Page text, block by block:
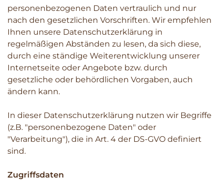
personenbezogenen Daten vertraulich und nur
nach den gesetzlichen Vorschriften. Wir empfehlen
Ihnen unsere Datenschutzerklärung in
regelmäßigen Abständen zu lesen, da sich diese,
durch eine ständige Weiterentwicklung unserer
Internetseite oder Angebote bzw. durch
gesetzliche oder behördlichen Vorgaben, auch
ändern kann.
In dieser Datenschutzerklärung nutzen wir Begriffe
(z.B. "personenbezogene Daten" oder
"Verarbeitung"), die in Art. 4 der DS-GVO definiert
sind.
Zugriffsdaten